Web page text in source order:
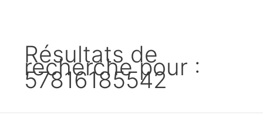
Résultats de
recherche pour :
57816185542